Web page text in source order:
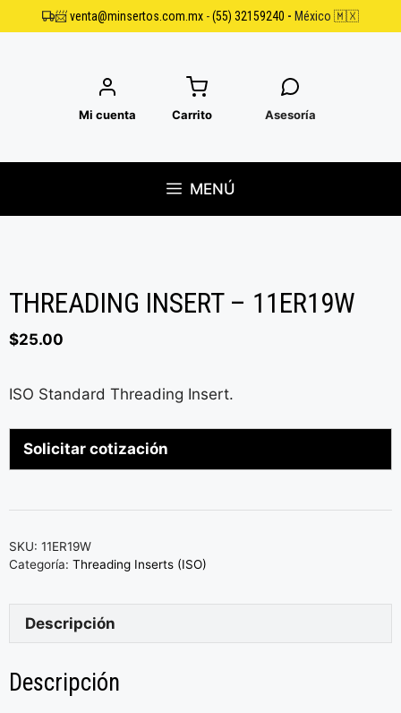
al
📨venta@minsertos.com.mx -(55) 32159240 - México 🇲🇽
Mi cuenta Carrito Asesoría
MENÚ
THREADING INSERT – 11ER19W
$25.00
ISO Standard Threading Insert.
Solicitar cotización
SKU: 11ER19W
Categoría: Threading Inserts (ISO)
Descripción
Descripción